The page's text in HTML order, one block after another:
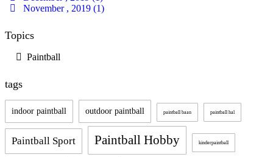
November , 2019 (1)
Topics
Paintball
tags
indoor paintball outdoor paintball paintball baan paintball hal
Paintball Sport Paintball Hobby kinderpaintball